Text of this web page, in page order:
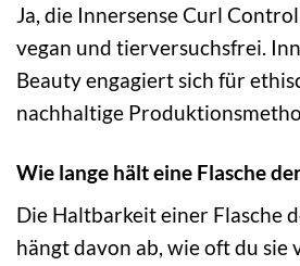
Ja, die Innersense Curl
vegan und tierversuchsfrei.
Beauty engagiert sich für
nachhaltige
Wie lange hält eine Flasche
Die Haltbarkeit einer Flasche
hängt davon ab, wie oft du sie